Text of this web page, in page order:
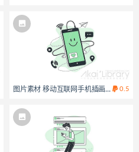
图片素材 移动互联网手机插画扁平场景
0.5